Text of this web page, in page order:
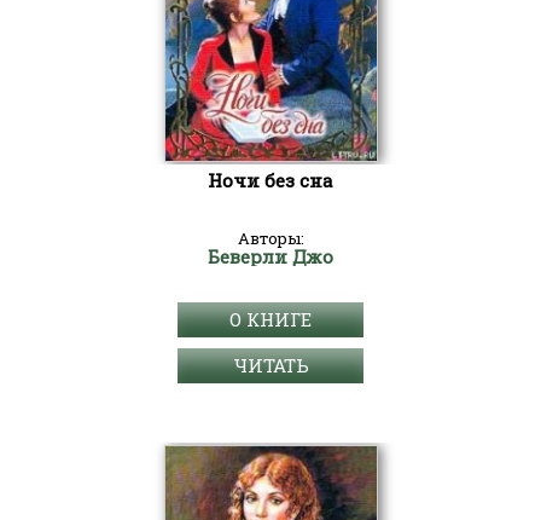
Ночи без сна
Авторы:
Беверли Джо
О КНИГЕ
ЧИТАТЬ